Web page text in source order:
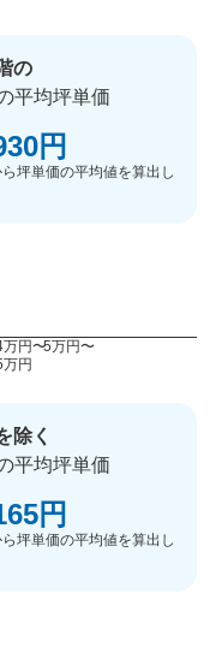
の
平均坪単価
円
坪単価の平均値を算出し
万円〜
万円
5万円〜
除く
平均坪単価
円
坪単価の平均値を算出し